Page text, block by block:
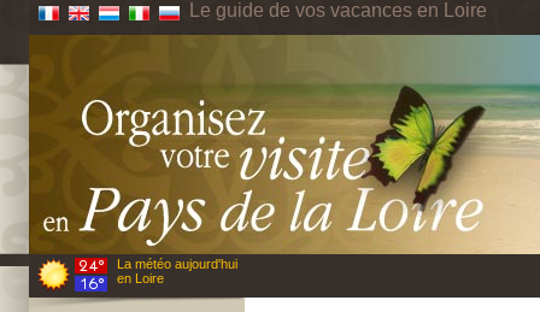
Le guide de vos vacances en Loire
La météo aujourd'hui
en Loire